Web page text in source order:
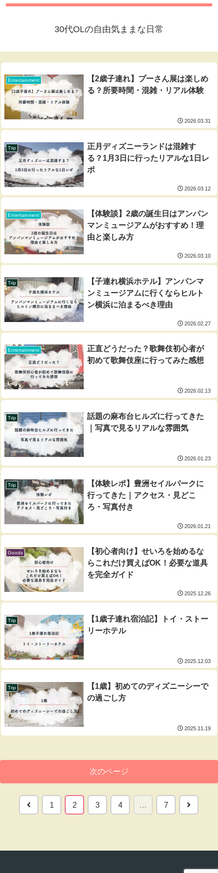
30代OLの自由気ままな日常
Entertainment
【2歳子連れ】プーさん展は楽しめ
る？所要時間・混雑・リアル体験
2026.03.31
Trip
正月ディズニーランドは混雑す
る？1月3日に行ったリアルな1日レ
ポ
2026.03.12
Entertainment
【体験談】2歳の誕生日はアンパン
マンミュージアムがおすすめ！理
由と楽しみ方
2026.03.10
Trip
【子連れ横浜ホテル】アンパンマ
ンミュージアムに行くならヒルト
ン横浜に泊まるべき理由
2026.02.27
Entertainment
正直どうだった？歌舞伎初心者が
初めて歌舞伎座に行ってみた感想
2026.02.13
Trip
話題の麻布台ヒルズに行ってきた
｜写真で見るリアルな雰囲気
2026.01.23
Trip
【体験レポ】豊洲セイルパークに
行ってきた｜アクセス・見どこ
ろ・写真付き
2026.01.21
Goods
【初心者向け】せいろを始めるな
らこれだけ買えばOK！必要な道具
を完全ガイド
2025.12.26
Trip
【1歳子連れ宿泊記】トイ・ストー
リーホテル
2025.12.03
Trip
【1歳】初めてのディズニーシーで
の過ごし方
2025.11.19
次のページ
前 1 2 3 4 … 7 次